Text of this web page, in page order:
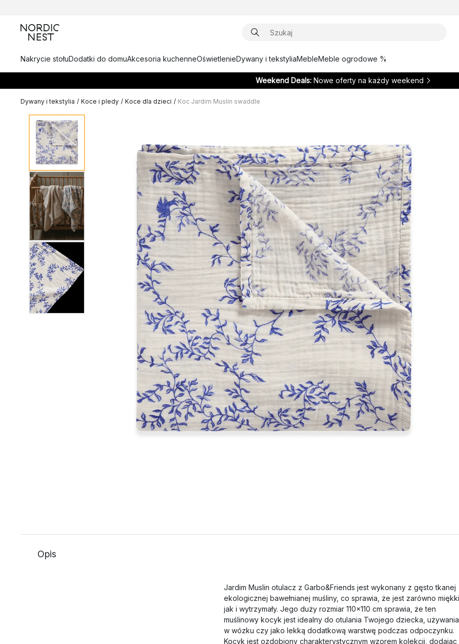
Nakrycie stołuDodatki do domuAkcesoria kuchenneOświetlenieDywany i tekstyliaMebleMeble ogrodowe %
Weekend Deals: Nowe oferty na każdy weekend
Dywany i tekstylia / Koce i pledy / Koce dla dzieci / Koc Jardim Muslin swaddle
Opis
Jardim Muslin otulacz z Garbo&Friends jest wykonany z gęsto tkanej
ekologicznej bawełnianej muśliny, co sprawia, że jest zarówno
jak i wytrzymały. Jego duży rozmiar 110x110 cm sprawia, że ten
muślinowy kocyk jest idealny do otulania Twojego dziecka, używania
w wózku czy jako lekką dodatkową warstwę podczas odpoczynku.
Kocyk jest ozdobiony charakterystycznym wzorem kolekcji, dodając